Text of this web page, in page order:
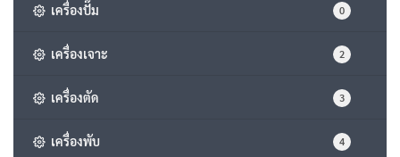
เครื่องปั๊ม 0
เครื่องเจาะ 2
เครื่องตัด 3
เครื่องพับ 4